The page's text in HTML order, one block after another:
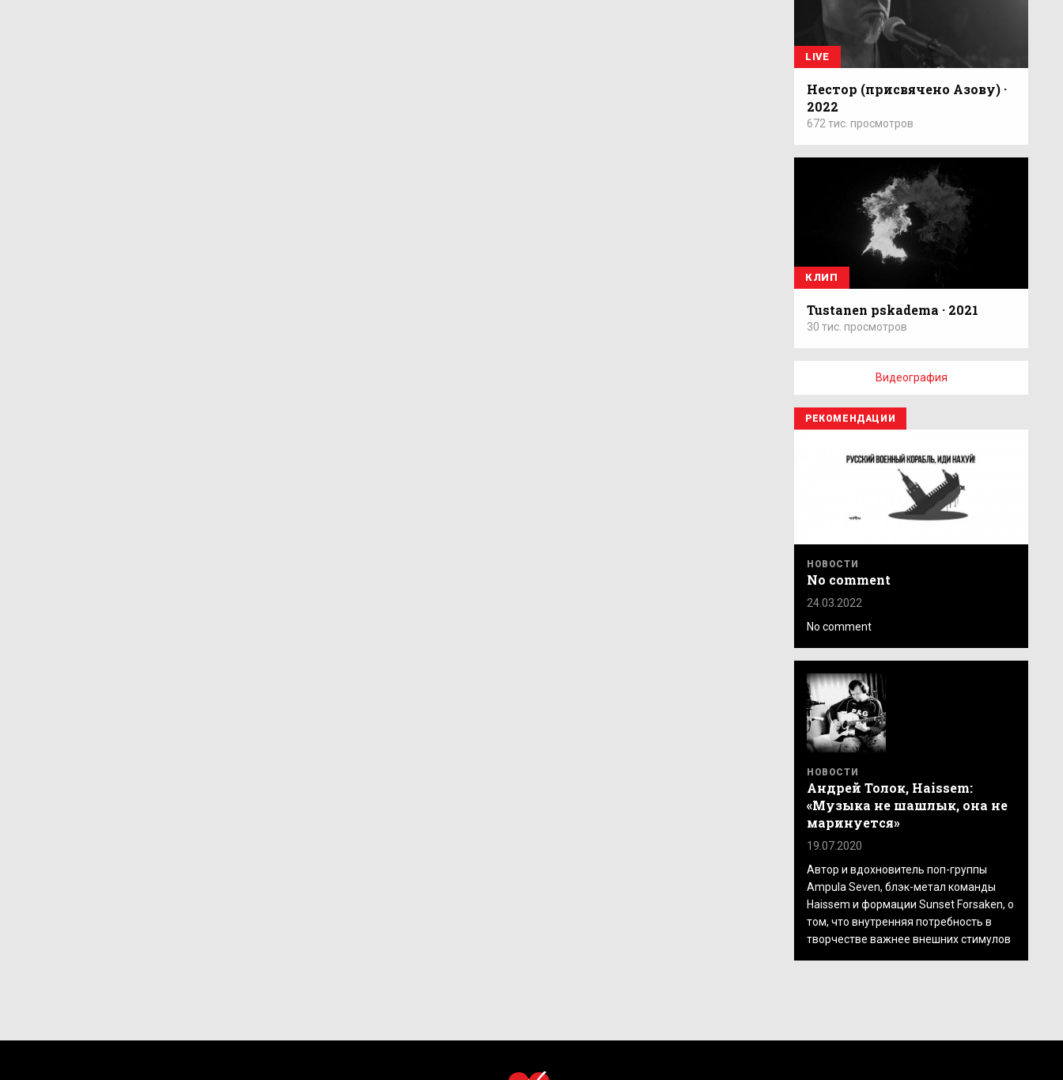
LIVE
Нестор (присвячено Азову) ·
2022
672 тис. просмотров
КЛИП
Tustanen pskadema · 2021
30 тис. просмотров
Видеография
РЕКОМЕНДАЦИИ
НОВОСТИ
No comment
24.03.2022
No comment
НОВОСТИ
Андрей Толок, Haissem:
«Музыка не шашлык, она не
маринуется»
19.07.2020
Автор и вдохновитель поп-группы
Ampula Seven, блэк-метал команды
Haissem и формации Sunset Forsaken, о
том, что внутренняя потребность в
творчестве важнее внешних стимулов